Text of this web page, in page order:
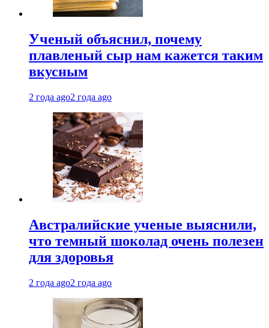
Ученый объяснил, почему
плавленый сыр нам кажется таким
вкусным
2 года ago2 года ago
Австралийские ученые выяснили,
что темный шоколад очень полезен
для здоровья
2 года ago2 года ago